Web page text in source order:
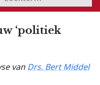
‘politiek
vanDrs. Bert Middel